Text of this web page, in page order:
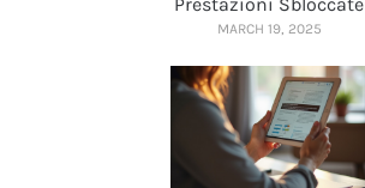
MARCH 19, 2025